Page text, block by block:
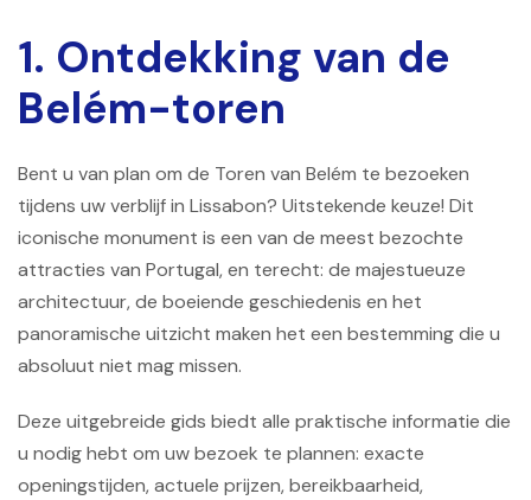
1. Ontdekking van de
Belém-toren
Bent u van plan om de Toren van Belém te bezoeken
tijdens uw verblijf in Lissabon? Uitstekende keuze! Dit
iconische monument is een van de meest bezochte
attracties van Portugal, en terecht: de majestueuze
architectuur, de boeiende geschiedenis en het
panoramische uitzicht maken het een bestemming die u
absoluut niet mag missen.
Deze uitgebreide gids biedt alle praktische informatie die
u nodig hebt om uw bezoek te plannen: exacte
openingstijden, actuele prijzen, bereikbaarheid,